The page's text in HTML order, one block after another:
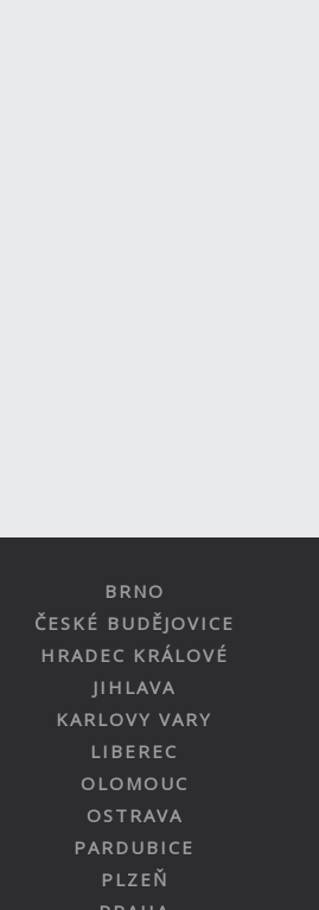
BRNO
ČESKÉ BUDĚJOVICE
HRADEC KRÁLOVÉ
JIHLAVA
KARLOVY VARY
LIBEREC
OLOMOUC
OSTRAVA
PARDUBICE
PLZEŇ